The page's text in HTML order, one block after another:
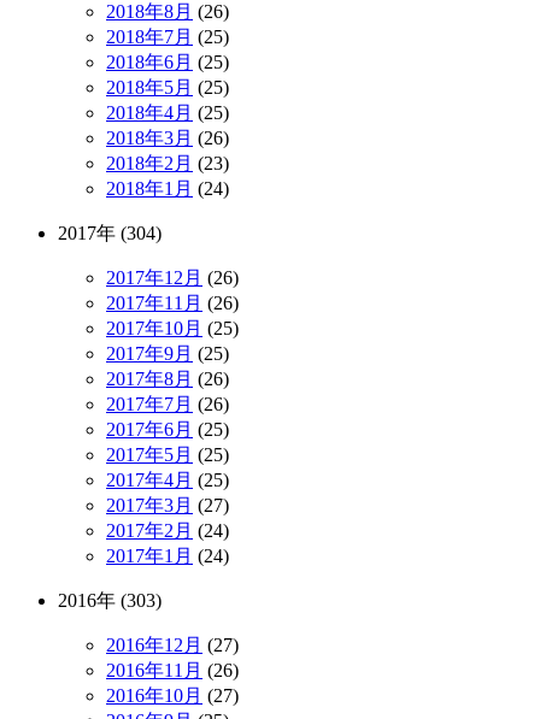
2018年8月 (26)
2018年7月 (25)
2018年6月 (25)
2018年5月 (25)
2018年4月 (25)
2018年3月 (26)
2018年2月 (23)
2018年1月 (24)
2017年 (304)
2017年12月 (26)
2017年11月 (26)
2017年10月 (25)
2017年9月 (25)
2017年8月 (26)
2017年7月 (26)
2017年6月 (25)
2017年5月 (25)
2017年4月 (25)
2017年3月 (27)
2017年2月 (24)
2017年1月 (24)
2016年 (303)
2016年12月 (27)
2016年11月 (26)
2016年10月 (27)